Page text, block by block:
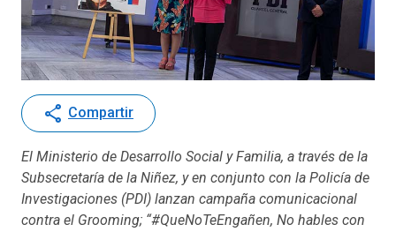
share Compartir
El Ministerio de Desarrollo Social y Familia, a través de la
Subsecretaría de la Niñez, y en conjunto con la Policía de
Investigaciones (PDI) lanzan campaña comunicacional
contra el Grooming; “#QueNoTeEngañen, No hables con